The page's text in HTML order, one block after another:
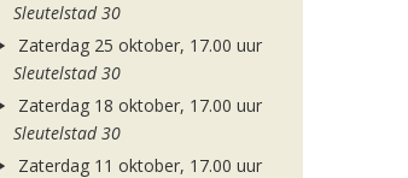
Sleutelstad 30
Zaterdag 25 oktober, 17.00 uur
Sleutelstad 30
Zaterdag 18 oktober, 17.00 uur
Sleutelstad 30
Zaterdag 11 oktober, 17.00 uur